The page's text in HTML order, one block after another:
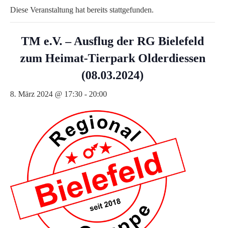
Diese Veranstaltung hat bereits stattgefunden.
TM e.V. – Ausflug der RG Bielefeld
zum Heimat-Tierpark Olderdiessen
(08.03.2024)
8. März 2024 @ 17:30 - 20:00